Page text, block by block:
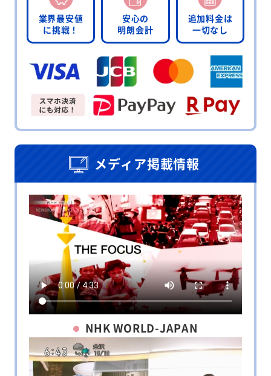
業界最安値
に挑戦！
安心の
明朗会計
追加料金は
一切なし
メディア掲載情報
NHK WORLD-JAPAN